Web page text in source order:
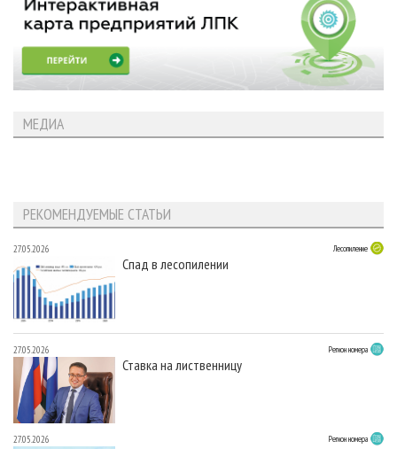
МЕДИА
РЕКОМЕНДУЕМЫЕ СТАТЬИ
27.05.2026 Лесопиление
Спад в лесопилении
27.05.2026 Регион номера
Ставка на лиственницу
27.05.2026 Регион номера